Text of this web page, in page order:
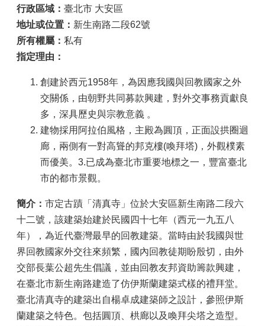
行政區域： 臺北市 大安區
地址或位置： 新生南路二段62號
所有權屬： 私有
指定理由：
創建於西元1958年，為因應我國與回教國家之外
交關係，由朝野共同募款興建，對外交事務貢獻良
多，深具歷史與宗教意義 。
建物採用阿拉伯風格，主殿為圓頂，正面設拱圈迴
廊，兩側有一對高聳的邦克樓(喚拜塔)，外觀樸素
而優美。3.已成為臺北市重要地標之一，豐富臺北
市的都市景觀。
簡介： 市定古蹟「清真寺」位於大安區新生南路二段六
十二號，該建築始建於民國四十七年（西元一九五八
年），為近代臺灣最早的回教建築。當時由於我國與世
界回教國家外交往來頻繁，國內回教徒期盼殷切，由外
交部長葉公超先生倡議，並由回教友邦資助籌款興建，
在臺北市新生南路建造了仿伊斯蘭建築式樣的禮拜堂。
臺北清真寺的建築出自楊卓成建築師之設計，參照伊斯
蘭建築之特色。包括圓頂、栱廊以及喚拜尖塔之造型。